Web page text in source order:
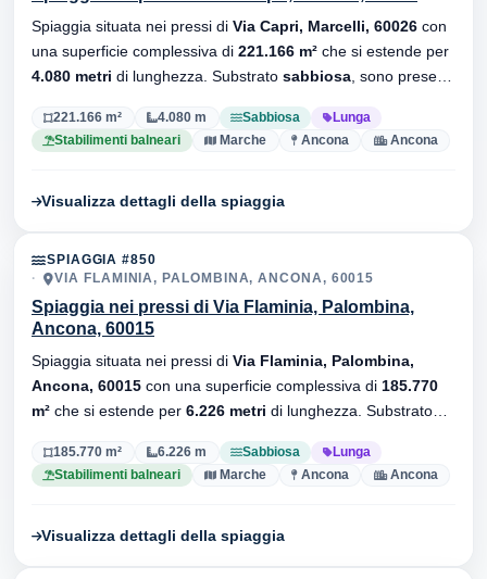
Spiaggia situata nei pressi di Via Capri, Marcelli, 60026 con
una superficie complessiva di 221.166 m² che si estende per
4.080 metri di lunghezza. Substrato sabbiosa , sono presenti
221.166 m² 4.080 m Sabbiosa
Lunga
Stabilimenti balneari
Marche Ancona Ancona
Visualizza dettagli della spiaggia
SPIAGGIA #850
VIA FLAMINIA, PALOMBINA, ANCONA, 60015
Spiaggia nei pressi di Via Flaminia, Palombina,
Ancona, 60015
Spiaggia situata nei pressi di Via Flaminia, Palombina,
Ancona, 60015 con una superficie complessiva di 185.770
m² che si estende per 6.226 metri di lunghezza. Substrato
185.770 m² 6.226 m Sabbiosa
Lunga
Stabilimenti balneari
Marche Ancona Ancona
Visualizza dettagli della spiaggia